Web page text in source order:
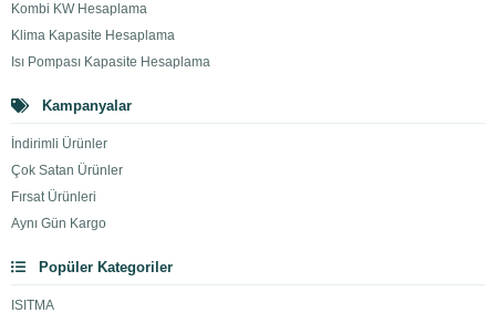
Kombi KW Hesaplama
Klima Kapasite Hesaplama
Isı Pompası Kapasite Hesaplama
Kampanyalar
İndirimli Ürünler
Çok Satan Ürünler
Fırsat Ürünleri
Aynı Gün Kargo
Popüler Kategoriler
ISITMA